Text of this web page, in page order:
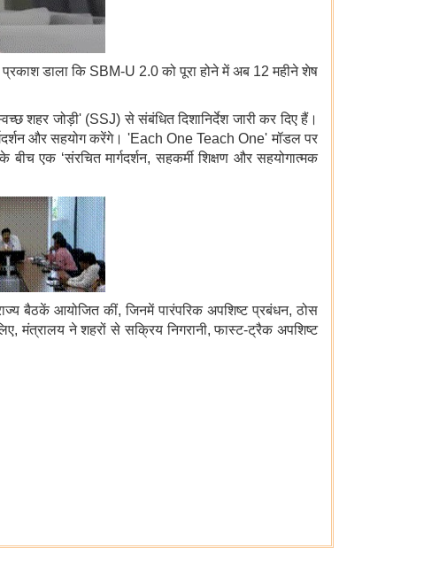
प्रकाश डाला कि SBM-U 2.0 को पूरा होने में अब 12 महीने शेष
शहर जोड़ी' (SSJ) से संबंधित दिशानिर्देश जारी कर दिए हैं।
और सहयोग करेंगे। 'Each One Teach One' मॉडल पर
एक ‘संरचित मार्गदर्शन, सहकर्मी शिक्षण और सहयोगात्मक
बैठकें आयोजित कीं, जिनमें पारंपरिक अपशिष्ट प्रबंधन, ठोस
मंत्रालय ने शहरों से सक्रिय निगरानी, ​​​​फास्ट-ट्रैक अपशिष्ट